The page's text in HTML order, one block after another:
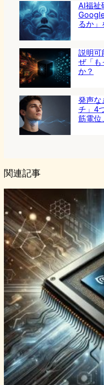
AI福祉
るか
説明可
ぜ「も
か？
発声な
チ」4
筋電位
関連記事